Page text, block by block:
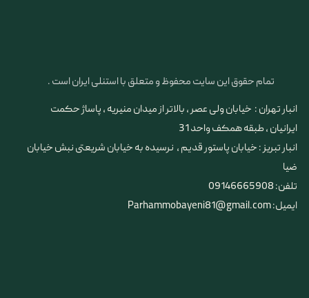
تمام حقوق این سایت محفوظ و متعلق با استنلی ایران است .
انبار تهران : خیابان ولی عصر ، بالاتر از میدان منیریه ، پاساژ حکمت
ایرانیان ، طبقه همکف واحد 31
​​​​​​​انبار تبریز : خیابان پاستور قدیم ، نرسیده به خیابان شریعتی نبش خیابان
ضیا
تلفن: 09146665908
ایمیل: Parhammobayeni81@gmail.com